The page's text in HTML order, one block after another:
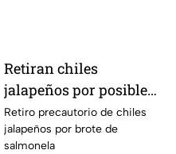
Retiran chiles
jalapeños por posible
vínculo con brote de
salmonela
Retiro precautorio de chiles
jalapeños por brote de
salmonela